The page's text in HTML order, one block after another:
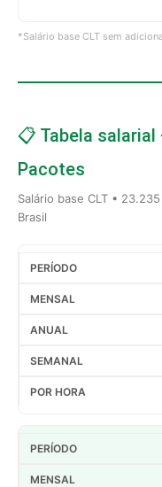
*Salário base CLT sem
📋 Tabela
Pacotes
Salário base CLT •
Brasil